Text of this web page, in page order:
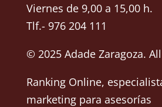
Viernes de 9,00 a 15,00 h.
Tlf.- 976 204 111
© 2025 Adade Zaragoza.
Ranking Online,
marketing para asesorías